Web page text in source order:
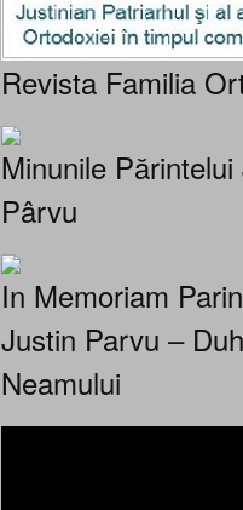
Revista Familia
Minunile
Pârvu
In Memoriam
Justin Parvu –
Neamului